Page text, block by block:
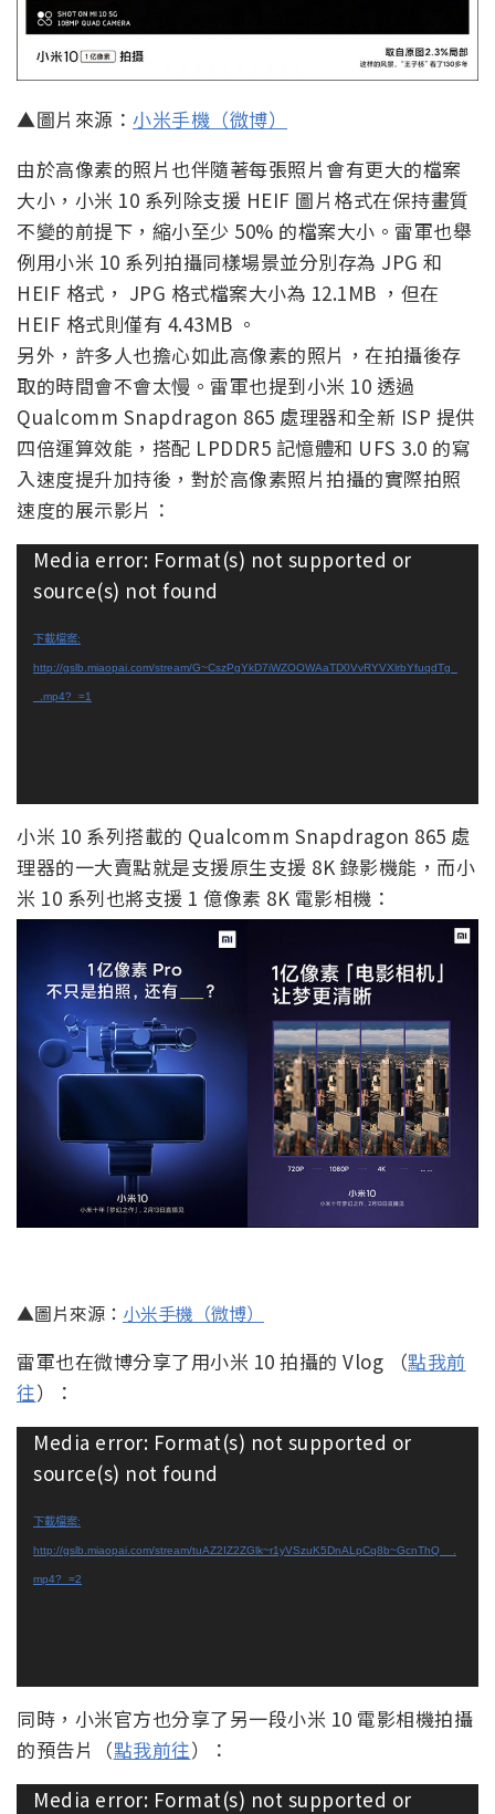
▲圖片來源： 小米手機（微博）
由於高像素的照片也伴隨著每張照片會有更大的檔案
大小，小米 10 系列除支援 HEIF 圖片格式在保持畫質
不變的前提下，縮小至少 50% 的檔案大小。雷軍也舉
例用小米 10 系列拍攝同樣場景並分別存為 JPG 和
HEIF 格式， JPG 格式檔案大小為 12.1MB ，但在
HEIF 格式則僅有 4.43MB 。
另外，許多人也擔心如此高像素的照片，在拍攝後存
取的時間會不會太慢。雷軍也提到小米 10 透過
Qualcomm Snapdragon 865 處理器和全新 ISP 提供
四倍運算效能，搭配 LPDDR5 記憶體和 UFS 3.0 的寫
入速度提升加持後，對於高像素照片拍攝的實際拍照
速度的展示影片：
Media error: Format(s) not supported or
source(s) not found
下載檔案:
http://gslb.miaopai.com/stream/G~CszPgYkD7iWZOOWAaTD0VvRYVXlrbYfuqdTg_
_.mp4?_=1
小米 10 系列搭載的 Qualcomm Snapdragon 865 處
理器的一大賣點就是支援原生支援 8K 錄影機能，而小
米 10 系列也將支援 1 億像素 8K 電影相機：
▲圖片來源： 小米手機（微博）
雷軍也在微博分享了用小米 10 拍攝的 Vlog （點我前
往）：
Media error: Format(s) not supported or
source(s) not found
下載檔案:
http://gslb.miaopai.com/stream/tuAZ2IZ2ZGlk~r1yVSzuK5DnALpCq8b~GcnThQ__.
mp4?_=2
同時，小米官方也分享了另一段小米 10 電影相機拍攝
的預告片（點我前往）：
Media error: Format(s) not supported or